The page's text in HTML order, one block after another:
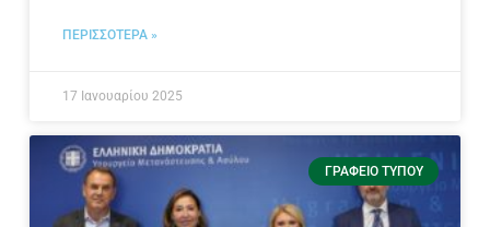
ΠΕΡΙΣΣΟΤΕΡΑ »
17 Ιανουαρίου 2025
ΓΡΑΦΕΊΟ ΤΎΠΟΥ